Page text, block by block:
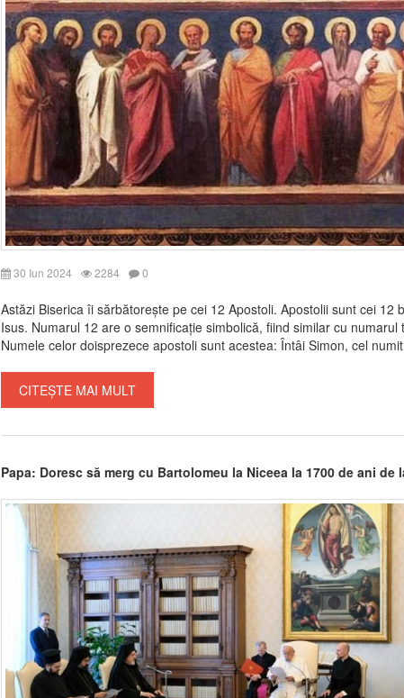
30 Iun 2024 2284 0
Astăzi Biserica îi sărbătorește pe cei 12 Apostoli. Apostolii sunt cei 12
Isus. Numarul 12 are o semnificație simbolică, fiind similar cu numarul
Numele celor doisprezece apostoli sunt acestea: Întâi Simon, cel
CITEȘTE MAI MULT
Papa: Doresc să merg cu Bartolomeu la Niceea la 1700 de ani de